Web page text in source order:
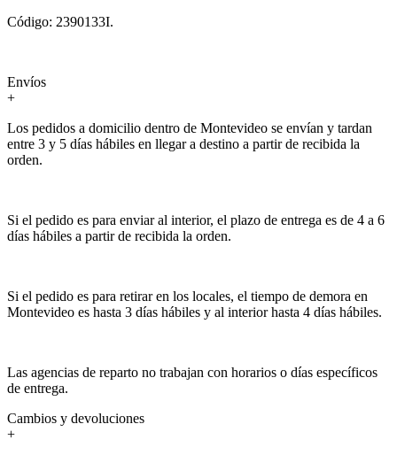
Código: 2390133I.
Envíos
+
Los pedidos a domicilio dentro de Montevideo se envían y tardan
entre 3 y 5 días hábiles en llegar a destino a partir de recibida la
orden.
Si el pedido es para enviar al interior, el plazo de entrega es de 4 a 6
días hábiles a partir de recibida la orden.
Si el pedido es para retirar en los locales, el tiempo de demora en
Montevideo es hasta 3 días hábiles y al interior hasta 4 días hábiles.
Las agencias de reparto no trabajan con horarios o días específicos
de entrega.
Cambios y devoluciones
+